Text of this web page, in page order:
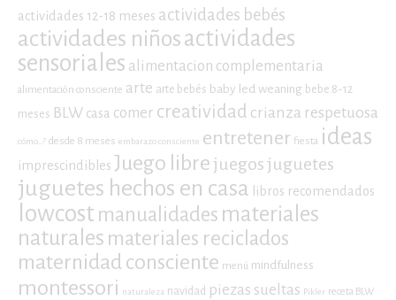
actividades 12-18 meses actividades bebés
actividades niñosactividades
sensoriales alimentacion complementaria
alimentación consciente arte arte bebés baby led weaning bebe 8-12
meses BLW casa comer creatividad crianza respetuosa
cómo...? desde 8 meses embarazo consciente entretener fiesta ideas
imprescindibles Juego librejuegosjuguetes
juguetes hechos en casa libros recomendados
lowcost manualidades materiales
naturales materiales reciclados
maternidad consciente menú mindfulness
montessori naturaleza navidad piezas sueltas Pikler receta BLW